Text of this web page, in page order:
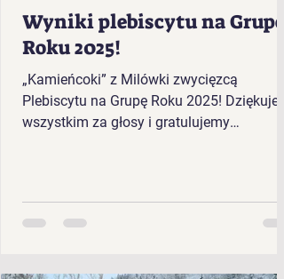
Wyniki plebiscytu na Grupę
Roku 2025!
„Kamieńcoki” z Milówki zwycięzcą
Plebiscytu na Grupę Roku 2025!
wszystkim za głosy i gratulujemy